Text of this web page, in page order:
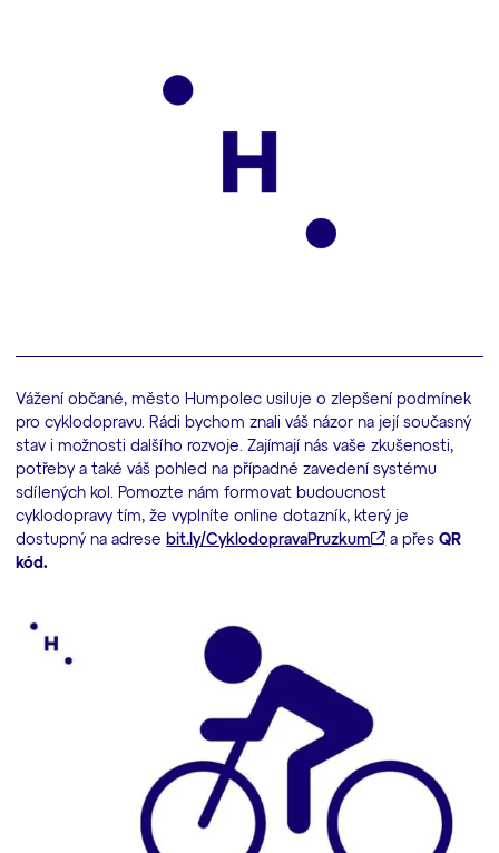
Vážení občané, město Humpolec usiluje o zlepšení podmínek
pro cyklodopravu. Rádi bychom znali váš názor na její současný
stav i možnosti dalšího rozvoje. Zajímají nás vaše zkušenosti,
potřeby a také váš pohled na případné zavedení systému
sdílených kol. Pomozte nám formovat budoucnost
cyklodopravy tím, že vyplníte online dotazník, který je
dostupný na adrese bit.ly/CyklodopravaPruzkum a přesQR
kód.